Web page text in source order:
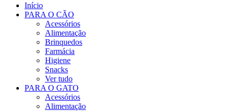
Início
PARA O CÃO
Acessórios
Alimentação
Brinquedos
Farmácia
Higiene
Snacks
Ver tudo
PARA O GATO
Acessórios
Alimentação